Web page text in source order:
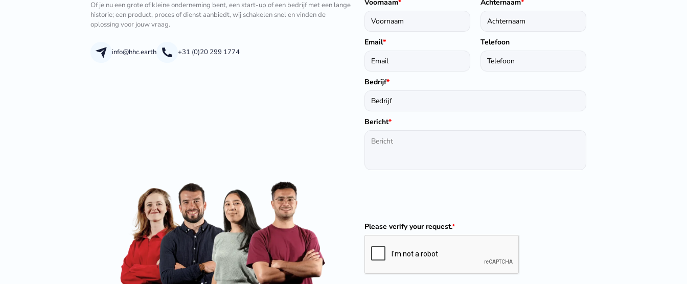
Of je nu een grote of kleine onderneming bent, een start-up of een bedrijf met een lange
historie; een product, proces of dienst aanbiedt, wij schakelen snel en vinden de
oplossing voor jouw vraag.
info@hhc.earth +31 (0)20 299 1774
Voornaam* Achternaam*
Email* Telefoon
Bedrijf*
Bericht*
Please verify your request.*